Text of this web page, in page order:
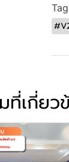
ที่เกี่ยว